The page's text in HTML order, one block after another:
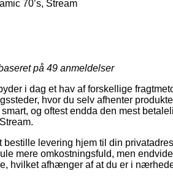
70’s, Stream
på 49 anmeldelser
i dag et hav af forskellige
hvor du selv afhenter
og oftest endda den mest
levering hjem til din
mere omkostningsfuld, men
hvilket afhænger af at du er i